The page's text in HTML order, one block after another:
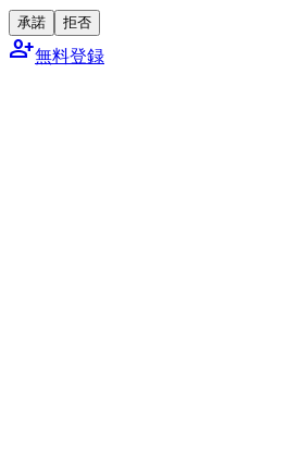
承諾 拒否
person_add無料登録